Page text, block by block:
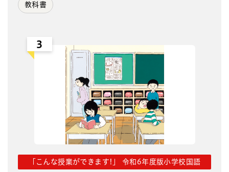
教科書
3
「こんな授業ができます!」 令和6年度版小学校国語